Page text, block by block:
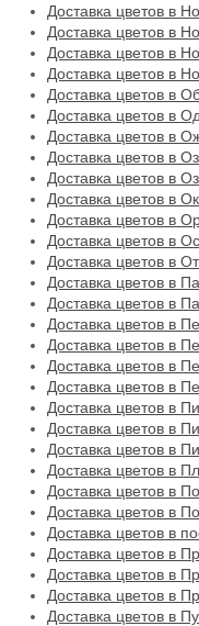
Доставка цветов в
Доставка цветов в
Доставка цветов в
Доставка цветов в
Доставка цветов в
Доставка цветов в
Доставка цветов в
Доставка цветов в
Доставка цветов в
Доставка цветов в
Доставка цветов в
Доставка цветов в
Доставка цветов в
Доставка цветов в
Доставка цветов в
Доставка цветов в
Доставка цветов в
Доставка цветов в
Доставка цветов в
Доставка цветов в
Доставка цветов в
Доставка цветов в
Доставка цветов в
Доставка цветов в
Доставка цветов в
Доставка цветов в
Доставка цветов в
Доставка цветов в
Доставка цветов в
Доставка цветов в